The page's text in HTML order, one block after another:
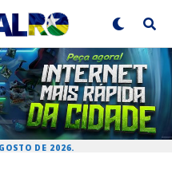
DE 2026.